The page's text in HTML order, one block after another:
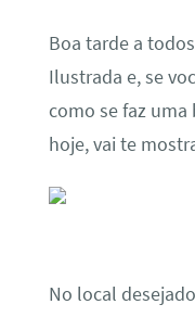
Boa tarde a
Ilustrada e, se
como se faz
hoje, vai te
No local